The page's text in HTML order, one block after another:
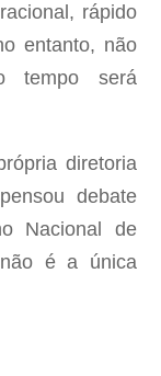
rápido
entanto, não
tempo será
diretoria
debate
Nacional de
é a única